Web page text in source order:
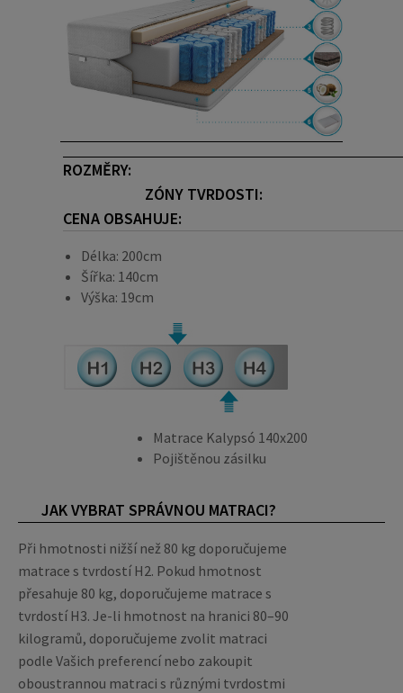
ROZMĚRY:
ZÓNY TVRDOSTI:
CENA OBSAHUJE:
Délka: 200cm
Šířka: 140cm
Výška: 19cm
Matrace Kalypsó 140x200
Pojištěnou zásilku
JAK VYBRAT SPRÁVNOU MATRACI?
Při hmotnosti nižší než 80 kg doporučujeme
matrace s tvrdostí H2. Pokud hmotnost
přesahuje 80 kg, doporučujeme matrace s
tvrdostí H3. Je-li hmotnost na hranici 80–90
kilogramů, doporučujeme zvolit matraci
podle Vašich preferencí nebo zakoupit
oboustrannou matraci s různými tvrdostmi